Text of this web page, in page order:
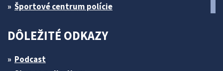
Športové centrum polície
DÔLEŽITÉ ODKAZY
Podcast